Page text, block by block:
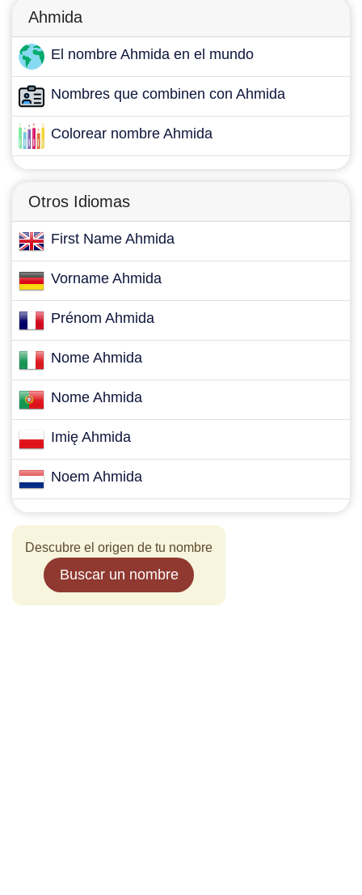
Ahmida
El nombre Ahmida en el mundo
Nombres que combinen con Ahmida
Colorear nombre Ahmida
Otros Idiomas
First Name Ahmida
Vorname Ahmida
Prénom Ahmida
Nome Ahmida
Nome Ahmida
Imię Ahmida
Noem Ahmida
Descubre el origen de tu nombre
Buscar un nombre